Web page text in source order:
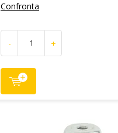
Confronta
- +